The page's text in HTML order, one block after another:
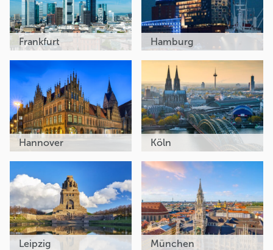
Frankfurt Hamburg
Hannover Köln
Leipzig München